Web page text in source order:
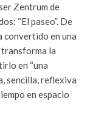
Zentrum de
“El paseo”. De
convertido en una
la
en “una
sencilla, reflexiva
en espacio